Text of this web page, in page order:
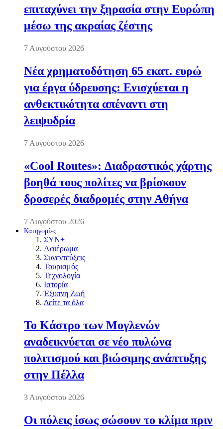
επιταχύνει την ξηρασία στην Ευρώπη
μέσω της ακραίας ζέστης
7 Αυγούστου 2026
Νέα χρηματοδότηση 65 εκατ. ευρώ
για έργα ύδρευσης: Ενισχύεται η
ανθεκτικότητα απέναντι στη
λειψυδρία
7 Αυγούστου 2026
«Cool Routes»: Διαδραστικός χάρτης
βοηθά τους πολίτες να βρίσκουν
δροσερές διαδρομές στην Αθήνα
7 Αυγούστου 2026
Κατηγορίες
ΣΥΝ+
Αφιέρωμα
Συνεντεύξεις
Τουρισμός
Τεχνολογία
Ιστορία
Έξυπνη Ζωή
Δείτε τα όλα
Το Κάστρο των Μογλενών
αναδεικνύεται σε νέο πυλώνα
πολιτισμού και βιώσιμης ανάπτυξης
στην Πέλλα
3 Αυγούστου 2026
Οι πόλεις ίσως σώσουν το κλίμα πριν